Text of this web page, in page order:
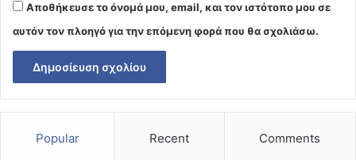
Αποθήκευσε το όνομά μου, email, και τον ιστότοπο μου σε
αυτόν τον πλοηγό για την επόμενη φορά που θα σχολιάσω.
Popular Recent Comments